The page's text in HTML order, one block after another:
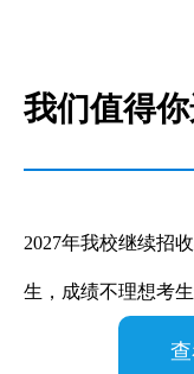
我们值得
2027年我校继续招
生，成绩不理想考